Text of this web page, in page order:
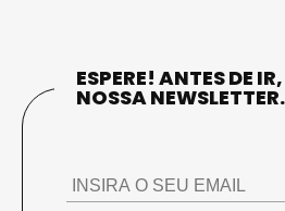
ESPERE! ANTES DE
NOSSA NEWSLETTER.